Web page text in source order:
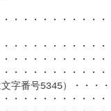
・・・・・・・・・
・・・・・・・・・・
・・・・・・・・・
・・・・・・・・・
字番号5345）・・・
・・・・・・・・・・